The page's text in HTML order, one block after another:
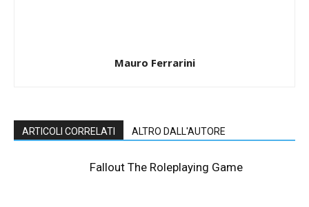
Mauro Ferrarini
ARTICOLI CORRELATI ALTRO DALL'AUTORE
Fallout The Roleplaying Game